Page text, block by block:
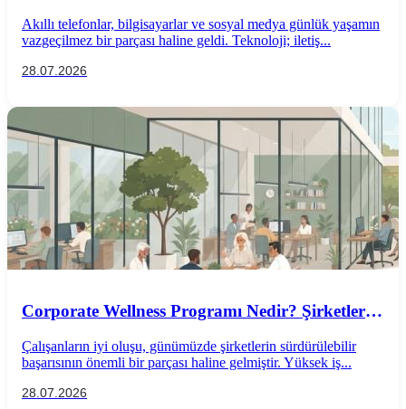
Akıllı telefonlar, bilgisayarlar ve sosyal medya günlük yaşamın
vazgeçilmez bir parçası haline geldi. Teknoloji; iletiş...
28.07.2026
Corporate Wellness Programı Nedir? Şirketler
Çalışanların iyi oluşu, günümüzde şirketlerin sürdürülebilir
başarısının önemli bir parçası haline gelmiştir. Yüksek iş...
28.07.2026